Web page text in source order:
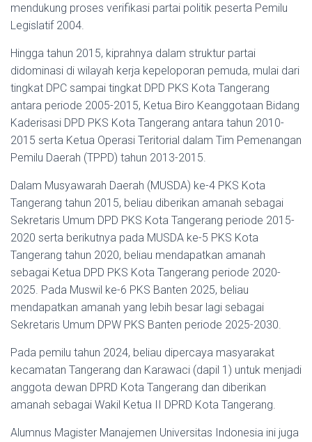
mendukung proses verifikasi partai politik peserta Pemilu
Legislatif 2004.
Hingga tahun 2015, kiprahnya dalam struktur partai
didominasi di wilayah kerja kepeloporan pemuda, mulai dari
tingkat DPC sampai tingkat DPD PKS Kota Tangerang
antara periode 2005-2015, Ketua Biro Keanggotaan Bidang
Kaderisasi DPD PKS Kota Tangerang antara tahun 2010-
2015 serta Ketua Operasi Teritorial dalam Tim Pemenangan
Pemilu Daerah (TPPD) tahun 2013-2015.
Dalam Musyawarah Daerah (MUSDA) ke-4 PKS Kota
Tangerang tahun 2015, beliau diberikan amanah sebagai
Sekretaris Umum DPD PKS Kota Tangerang periode 2015-
2020 serta berikutnya pada MUSDA ke-5 PKS Kota
Tangerang tahun 2020, beliau mendapatkan amanah
sebagai Ketua DPD PKS Kota Tangerang periode 2020-
2025. Pada Muswil ke-6 PKS Banten 2025, beliau
mendapatkan amanah yang lebih besar lagi sebagai
Sekretaris Umum DPW PKS Banten periode 2025-2030.
Pada pemilu tahun 2024, beliau dipercaya masyarakat
kecamatan Tangerang dan Karawaci (dapil 1) untuk menjadi
anggota dewan DPRD Kota Tangerang dan diberikan
amanah sebagai Wakil Ketua II DPRD Kota Tangerang.
Alumnus Magister Manajemen Universitas Indonesia ini juga